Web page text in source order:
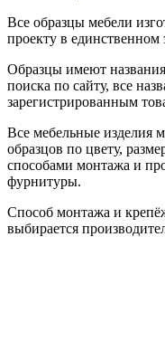
Все образцы мебели
проекту в единственном
Образцы имеют
поиска по сайту, все
зарегистрированным
Все мебельные изделия
образцов по цвету,
способами монтажа и
фурнитуры.
Способ монтажа и
выбирается